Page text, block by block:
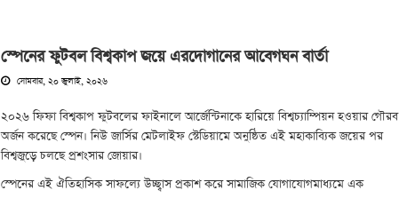
স্পেনের ফুটবল বিশ্বকাপ জয়ে এরদোগানের আবেগঘন বার্তা
সোমবার, ২০ জুলাই, ২০২৬
২০২৬ ফিফা বিশ্বকাপ ফুটবলের ফাইনালে আর্জেন্টিনাকে হারিয়ে বিশ্বচ্যাম্পিয়ন হওয়ার গৌরব
অর্জন করেছে স্পেন। নিউ জার্সির মেটলাইফ স্টেডিয়ামে অনুষ্ঠিত এই মহাকাব্যিক জয়ের পর
বিশ্বজুড়ে চলছে প্রশংসার জোয়ার।
স্পেনের এই ঐতিহাসিক সাফল্যে উচ্ছ্বাস প্রকাশ করে সামাজিক যোগাযোগমাধ্যমে এক